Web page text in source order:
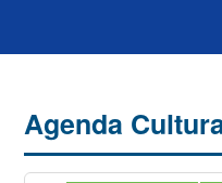
Agenda
5:00